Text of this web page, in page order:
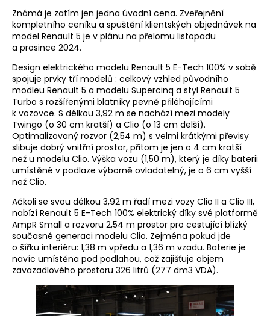
Známá je zatím jen jedna úvodní cena. Zveřejnění
kompletního ceníku a spuštění klientských objednávek na
model Renault 5 je v plánu na přelomu listopadu
a prosince 2024.
Design elektrického modelu Renault 5 E-Tech 100% v sobě
spojuje prvky tří modelů : celkový vzhled původního
modleu Renault 5 a modelu Supercinq a styl Renault 5
Turbo s rozšířenými blatníky pevně přiléhajícími
k vozovce. S délkou 3,92 m se nachází mezi modely
Twingo (o 30 cm kratší) a Clio (o 13 cm delší).
Optimalizovaný rozvor (2,54 m) s velmi krátkými převisy
slibuje dobrý vnitřní prostor, přitom je jen o 4 cm kratší
než u modelu Clio. Výška vozu (1,50 m), který je díky baterii
umístěné v podlaze výborně ovladatelný, je o 6 cm vyšší
než Clio.
Ačkoli se svou délkou 3,92 m řadí mezi vozy Clio II a Clio III,
nabízí Renault 5 E-Tech 100% elektrický díky své platformě
AmpR Small a rozvoru 2,54 m prostor pro cestující blízký
současné generaci modelu Clio. Zejména pokud jde
o šířku interiéru: 1,38 m vpředu a 1,36 m vzadu. Baterie je
navíc umístěna pod podlahou, což zajišťuje objem
zavazadlového prostoru 326 litrů (277 dm3 VDA).